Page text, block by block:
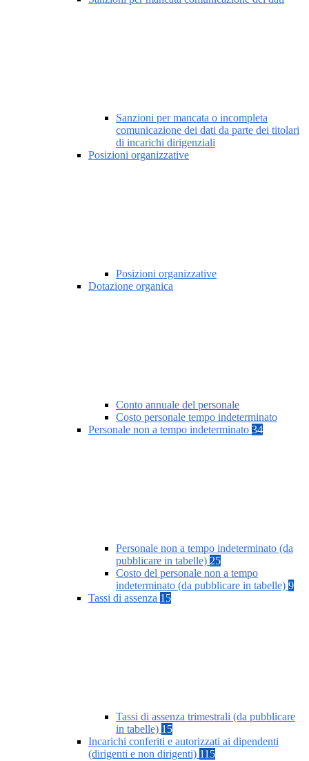
Sanzioni per mancata o incompleta
comunicazione dei dati da parte dei titolari
di incarichi dirigenziali
Posizioni organizzative
Posizioni organizzative
Dotazione organica
Conto annuale del personale
Costo personale tempo indeterminato
Personale non a tempo indeterminato 34
Personale non a tempo indeterminato (da
pubblicare in tabelle) 25
Costo del personale non a tempo
indeterminato (da pubblicare in tabelle) 9
Tassi di assenza 15
Tassi di assenza trimestrali (da pubblicare
in tabelle) 15
Incarichi conferiti e autorizzati ai dipendenti
(dirigenti e non dirigenti) 115